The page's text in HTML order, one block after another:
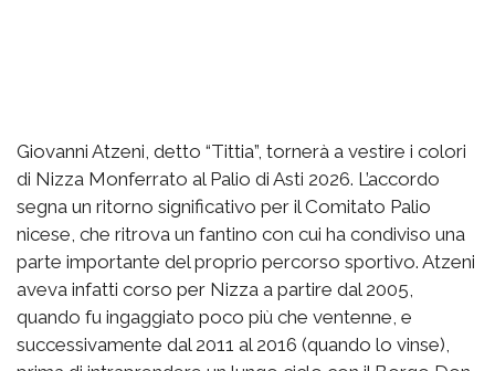
Giovanni Atzeni, detto “Tittia”, tornerà a vestire i colori
di Nizza Monferrato al Palio di Asti 2026. L’accordo
segna un ritorno significativo per il Comitato Palio
nicese, che ritrova un fantino con cui ha condiviso una
parte importante del proprio percorso sportivo. Atzeni
aveva infatti corso per Nizza a partire dal 2005,
quando fu ingaggiato poco più che ventenne, e
successivamente dal 2011 al 2016 (quando lo vinse),